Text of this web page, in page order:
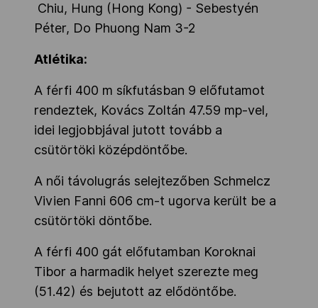
Chiu, Hung (Hong Kong) - Sebestyén
Péter, Do Phuong Nam 3-2
Atlétika:
A férfi 400 m síkfutásban 9 előfutamot
rendeztek, Kovács Zoltán 47.59 mp-vel,
idei legjobbjával jutott tovább a
csütörtöki középdöntőbe.
A női távolugrás selejtezőben Schmelcz
Vivien Fanni 606 cm-t ugorva került be a
csütörtöki döntőbe.
A férfi 400 gát előfutamban Koroknai
Tibor a harmadik helyet szerezte meg
(51.42) és bejutott az elődöntőbe.